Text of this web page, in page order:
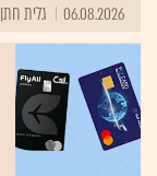
06.08.2026 גלית חתן